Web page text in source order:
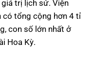
trị lịch sử. Viện
có tổng cộng hơn 4 tỉ
con số lớn nhất ở
Hoa Kỳ.